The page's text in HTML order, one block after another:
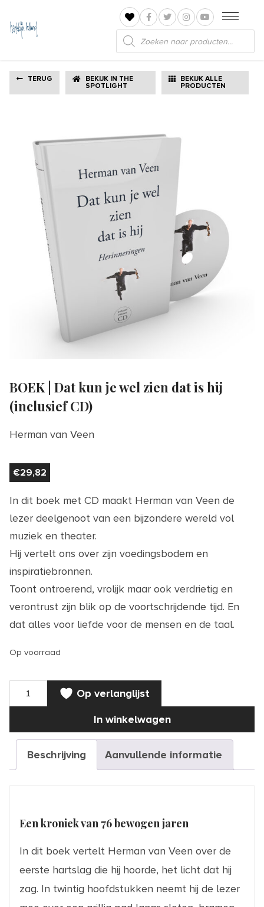
Producten
zoeken
TERUG
BEKIJK IN THE
SPOTLIGHT
BEKIJK ALLE
PRODUCTEN
BOEK | Dat kun je wel zien dat is hij
(inclusief CD)
Herman van Veen
€29,82
In dit boek met CD maakt Herman van Veen de
lezer deelgenoot van een bijzondere wereld vol
muziek en theater.
Hij vertelt ons over zijn voedingsbodem en
inspiratiebronnen.
Toont ontroerend, vrolijk maar ook verdrietig en
verontrust zijn blik op de voortschrijdende tijd. En
dat alles voor liefde voor de mensen en de taal.
Op voorraad
BOEK
Dat
wel
zien
hij
In winkelwagen
Op verlanglijst
Beschrijving Aanvullende informatie
Een kroniek van 76 bewogen jaren
In dit boek vertelt Herman van Veen over de
eerste hartslag die hij hoorde, het licht dat hij
zag. In twintig hoofdstukken neemt hij de lezer